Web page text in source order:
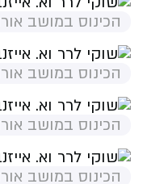
הכינוס במושב
הכינוס במושב
הכינוס במושב
הכינוס במושב